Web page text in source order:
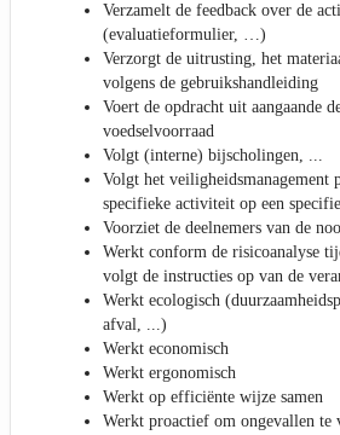
Verzamelt de feedback over de
(evaluatieformulier, …)
Verzorgt de uitrusting, het
volgens de gebruikshandleiding
Voert de opdracht uit aangaande
voedselvoorraad
Volgt (interne) bijscholingen, ...
Volgt het veiligheidsmanagement
specifieke activiteit op een
Voorziet de deelnemers van de
Werkt conform de risicoanalyse
volgt de instructies op van de
Werkt ecologisch
afval, ...)
Werkt economisch
Werkt ergonomisch
Werkt op efficiënte wijze samen
Werkt proactief om ongevallen te